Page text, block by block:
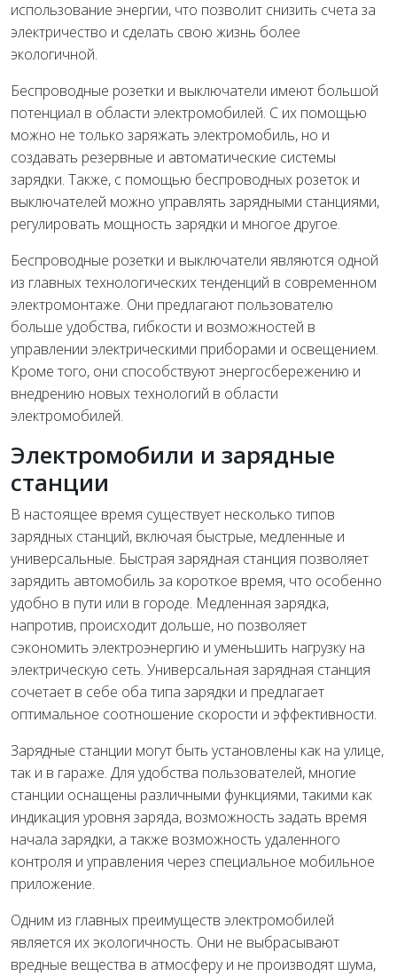
использование энергии, что позволит снизить счета за
электричество и сделать свою жизнь более
экологичной.
Беспроводные розетки и выключатели имеют большой
потенциал в области электромобилей. С их помощью
можно не только заряжать электромобиль, но и
создавать резервные и автоматические системы
зарядки. Также, с помощью беспроводных розеток и
выключателей можно управлять зарядными станциями,
регулировать мощность зарядки и многое другое.
Беспроводные розетки и выключатели являются одной
из главных технологических тенденций в современном
электромонтаже. Они предлагают пользователю
больше удобства, гибкости и возможностей в
управлении электрическими приборами и освещением.
Кроме того, они способствуют энергосбережению и
внедрению новых технологий в области
электромобилей.
Электромобили и зарядные
станции
В настоящее время существует несколько типов
зарядных станций, включая быстрые, медленные и
универсальные. Быстрая зарядная станция позволяет
зарядить автомобиль за короткое время, что особенно
удобно в пути или в городе. Медленная зарядка,
напротив, происходит дольше, но позволяет
сэкономить электроэнергию и уменьшить нагрузку на
электрическую сеть. Универсальная зарядная станция
сочетает в себе оба типа зарядки и предлагает
оптимальное соотношение скорости и эффективности.
Зарядные станции могут быть установлены как на улице,
так и в гараже. Для удобства пользователей, многие
станции оснащены различными функциями, такими как
индикация уровня заряда, возможность задать время
начала зарядки, а также возможность удаленного
контроля и управления через специальное мобильное
приложение.
Одним из главных преимуществ электромобилей
является их экологичность. Они не выбрасывают
вредные вещества в атмосферу и не производят шума,